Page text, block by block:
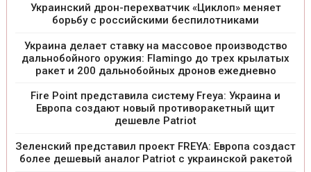
Украинский дрон-перехватчик «Циклоп» меняет
борьбу с российскими беспилотниками
Украина делает ставку на массовое производство
дальнобойного оружия: Flamingo до трех крылатых
ракет и 200 дальнобойных дронов ежедневно
Fire Point представила систему Freya: Украина и
Европа создают новый противоракетный щит
дешевле Patriot
Зеленский представил проект FREYA: Европа создаст
более дешевый аналог Patriot с украинской ракетой